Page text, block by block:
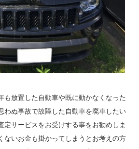
も放置した自動車や既に動かなくなった
わぬ事故で故障した自動車を廃車したい
定サービスをお受けする事をお勧めしま
ないお金も掛かってしまうとお考えの方